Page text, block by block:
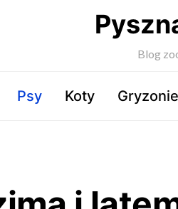
Blog
Psy Koty Gryzonie